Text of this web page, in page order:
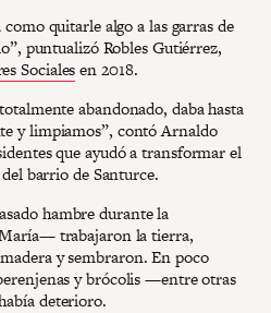
quitarle algo a las garras de
puntualizó Robles Gutiérrez,
Socialesen 2018.
abandonado, daba hasta
y limpiamos”, contó Arnaldo
que ayudó a transformar el
barrio de Santurce.
hambre durante la
trabajaron la tierra,
y sembraron. En poco
y brócolis —entre otras
deterioro.